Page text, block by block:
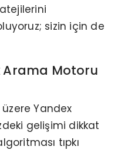
sizin için de
Arama Motoru
Yandex
gelişimi dikkat
tıpkı